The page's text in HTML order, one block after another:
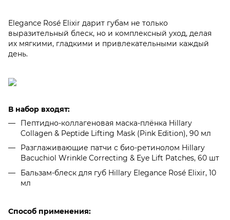
Elegance Rosé Elixir дарит губам не только
выразительный блеск, но и комплексный уход, делая
их мягкими, гладкими и привлекательными каждый
день.
В набор входят:
Пептидно-коллагеновая маска-плёнка Hillary
Collagen & Peptide Lifting Mask (Pink Edition), 90 мл
Разглаживающие патчи с био-ретинолом Hillary
Bacuchiol Wrinkle Correcting & Eye Lift Patches, 60 шт
Бальзам-блеск для губ Hillary Elegance Rosé Elixir, 10
мл
Способ применения: